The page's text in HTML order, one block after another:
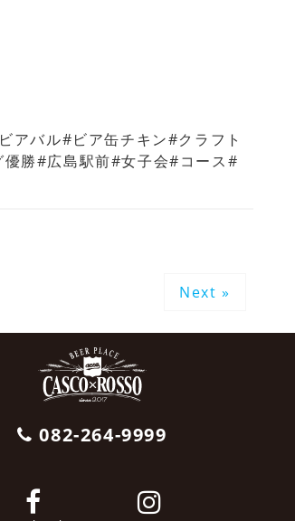
バル#ビア缶チキン#クラフト
勝#広島駅前#女子会#コース#
Next »
082-264-9999